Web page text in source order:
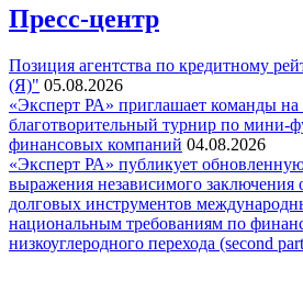
Пресс-центр
Позиция агентства по кредитному
(Я)" 05.08.2026
«Эксперт РА» приглашает команды на
благотворительный турнир по мини-
финансовых компаний 04.08.2026
«Эксперт РА» публикует
выражения независимого заключения
долговых инструментов
национальным требованиям по
низкоуглеродного перехода (second